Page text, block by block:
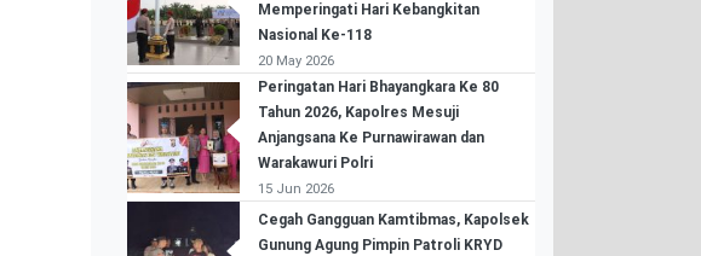
Memperingati Hari Kebangkitan
Nasional Ke-118
20 May 2026
Peringatan Hari Bhayangkara Ke 80
Tahun 2026, Kapolres Mesuji
Anjangsana Ke Purnawirawan dan
Warakawuri Polri
15 Jun 2026
Cegah Gangguan Kamtibmas, Kapolsek
Gunung Agung Pimpin Patroli KRYD